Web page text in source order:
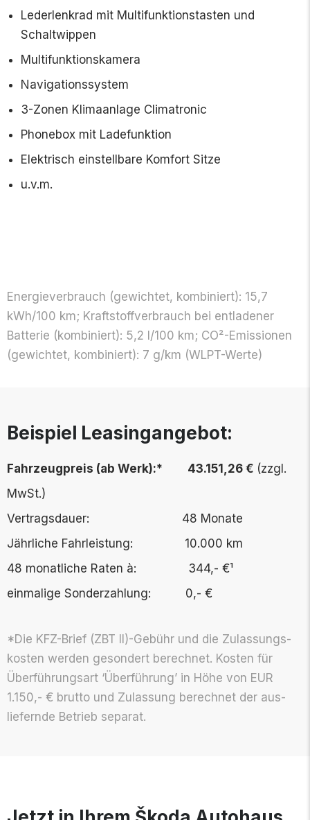
Lederlenkrad mit Multifunktionstasten und
Schaltwippen
Multifunktionskamera
Navigationssystem
3-Zonen Klimaanlage Climatronic
Phonebox mit Ladefunktion
Elektrisch einstellbare Komfort Sitze
u.v.m.
Energieverbrauch (gewichtet, kombiniert): 15,7
kWh/100 km; Kraftstoffverbrauch bei entladener
Batterie (kombiniert): 5,2 l/100 km; CO²-Emissionen
(gewichtet, kombi­niert): 7 g/km (WLPT-Werte)
Beispiel Leasingangebot:
Fahrzeugpreis (ab Werk):* 43.151,26 € (zzgl.
MwSt.)
Vertragsdauer:
48 Monate
Jährliche Fahrleistung: 10.000 km
48 monatliche Raten à: 344,- €¹
einmalige Sonderzahlung: 0,- €
*Die KFZ-Brief (ZBT II)-Gebühr und die Zu­lassungs­­­
kosten werden ge­sondert be­rechnet. Kosten für
Über­­führungsart ‘Über­­führung’ in Höhe von EUR
1.150,- € brutto und Zu­lassung be­rechnet der aus­­­
liefernde Betrieb separat.